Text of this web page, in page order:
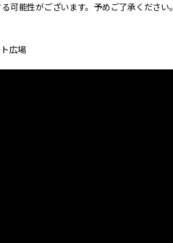
可能性がございます。予めご了承ください。
広場